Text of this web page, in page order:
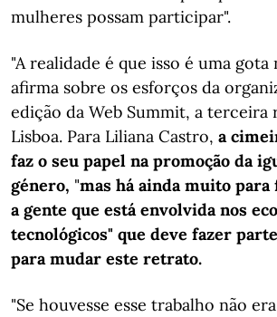
mulheres possam participar".
"A realidade é que isso é uma gota
afirma sobre os esforços da
edição da Web Summit, a terceira
Lisboa. Para Liliana Castro, a
faz o seu papel na promoção da
género, "​​mas há ainda muito para
a gente que está envolvida nos
tecnológicos" que deve fazer
para mudar este retrato.
"Se houvesse esse trabalho não